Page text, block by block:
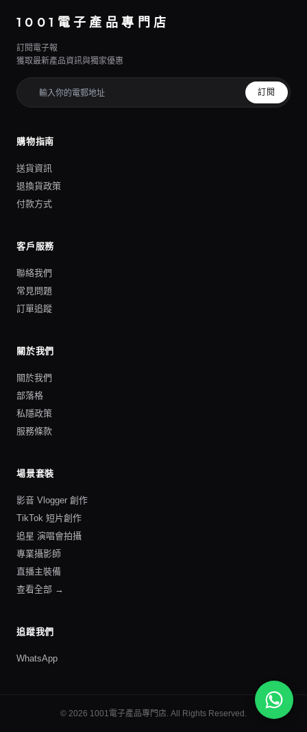
1001電子產品專門店
訂閱電子報
獲取最新產品資訊與獨家優惠
訂閱
購物指南
送貨資訊
退換貨政策
付款方式
客戶服務
聯絡我們
常見問題
訂單追蹤
關於我們
關於我們
部落格
私隱政策
服務條款
場景套裝
影音 Vlogger 創作
TikTok 短片創作
追星 演唱會拍攝
專業攝影師
直播主裝備
查看全部 →
追蹤我們
WhatsApp
© 2026 1001電子產品專門店. All Rights Reserved.